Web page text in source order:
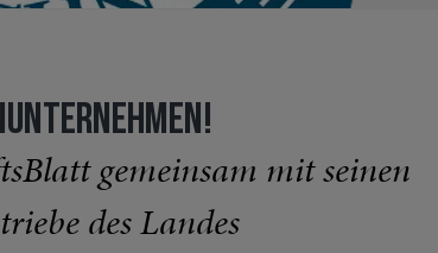
gemeinsam mit seinen
des Landes